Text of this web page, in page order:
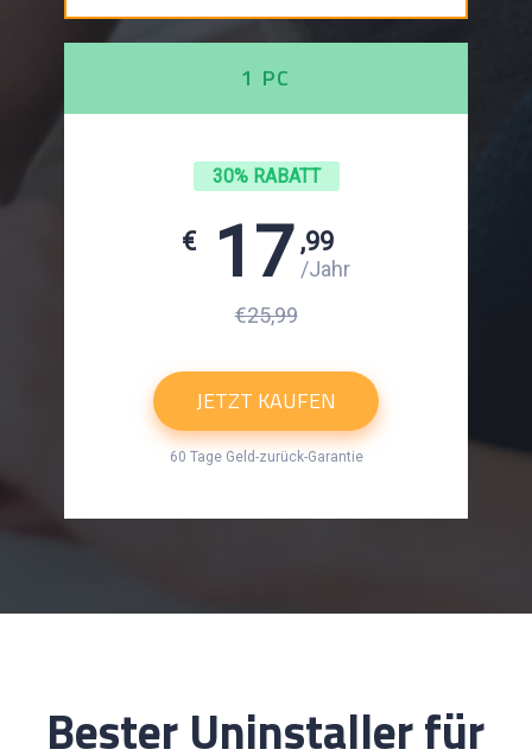
1 PC
30% RABATT
€ 17 ,99
/Jahr
€25,99
JETZT KAUFEN
60 Tage Geld-zurück-Garantie
Bester Uninstaller für